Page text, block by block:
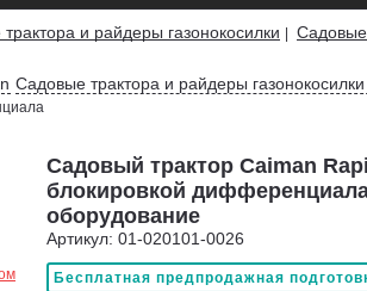
и райдеры газонокосилки
Садовые
Садовые трактора и райдеры
Садовый трактор Caiman
блокировкой
оборудование
Артикул: 01-020101-0026
Бесплатная предпродажная